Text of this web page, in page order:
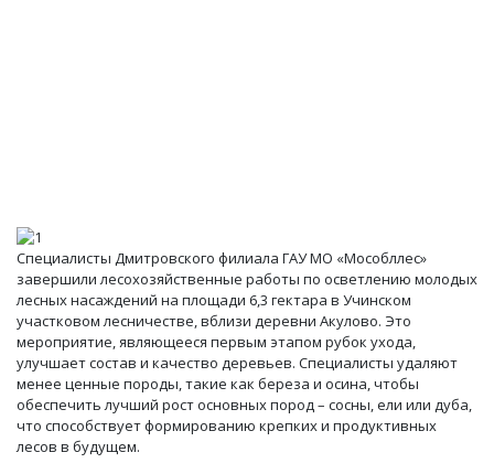
Специалисты Дмитровского филиала ГАУ МО «Мособллес»
завершили лесохозяйственные работы по осветлению молодых
лесных насаждений на площади 6,3 гектара в Учинском
участковом лесничестве, вблизи деревни Акулово. Это
мероприятие, являющееся первым этапом рубок ухода,
улучшает состав и качество деревьев. Специалисты удаляют
менее ценные породы, такие как береза и осина, чтобы
обеспечить лучший рост основных пород – сосны, ели или дуба,
что способствует формированию крепких и продуктивных
лесов в будущем.